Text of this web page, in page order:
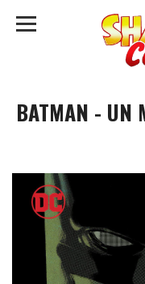
BATMAN - UN